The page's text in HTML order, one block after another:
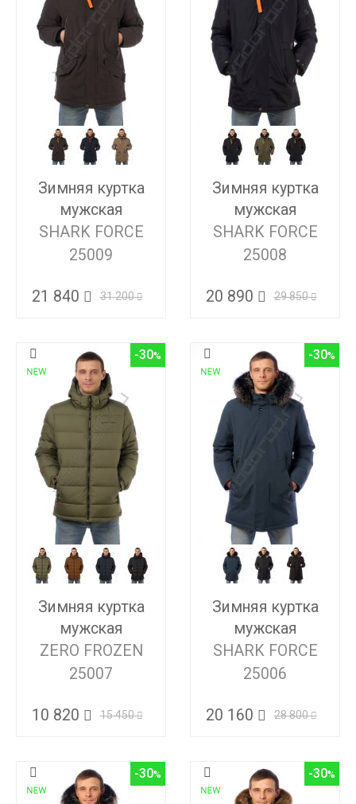
Зимняя куртка
мужская
SHARK FORCE
25009
21 840 31 200
Зимняя куртка
мужская
SHARK FORCE
25008
20 890 29 850
-30
Зимняя куртка
мужская
ZERO FROZEN
25007
10 820 15 450
-30
Зимняя куртка
мужская
SHARK FORCE
25006
20 160 28 800
-30 -30